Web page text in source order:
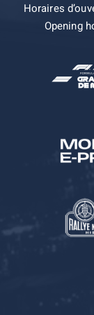
Horaires
Opening